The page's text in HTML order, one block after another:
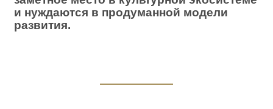
и нуждаются в продуманной модели
развития.